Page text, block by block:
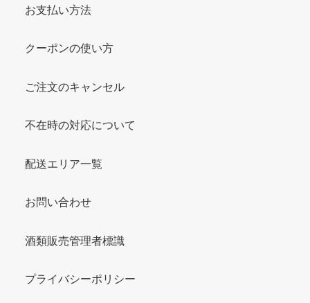
お支払い方法
クーポンの使い方
ご注文のキャンセル
不在時の対応について
配送エリア一覧
お問い合わせ
酒類販売管理者標識
プライバシーポリシー